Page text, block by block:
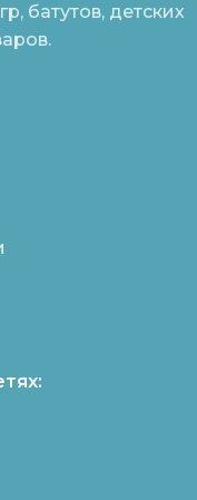
батутов, детских